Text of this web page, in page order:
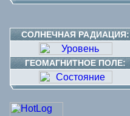
СОЛНЕЧНАЯ РАДИАЦИЯ:
ГЕОМАГНИТНОЕ ПОЛЕ: